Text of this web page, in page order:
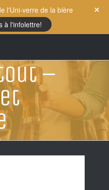
–
l'Uni-verre de la bière
à l'infolettre!